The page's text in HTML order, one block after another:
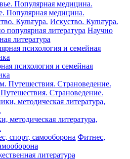
Популярная медицина.
Искуство. Культура.
Научно
литература
психология и семейная
Страноведение.
методическая литература,
Фитнес,